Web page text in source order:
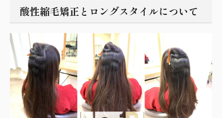
酸性縮毛矯正とロングスタイルについて